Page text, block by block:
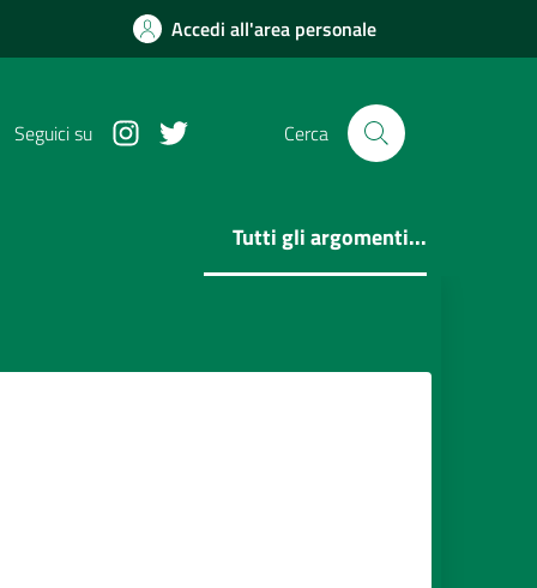
Accedi all'area personale
Seguici su InstagramTwitter Cerca
Tutti gli argomenti...